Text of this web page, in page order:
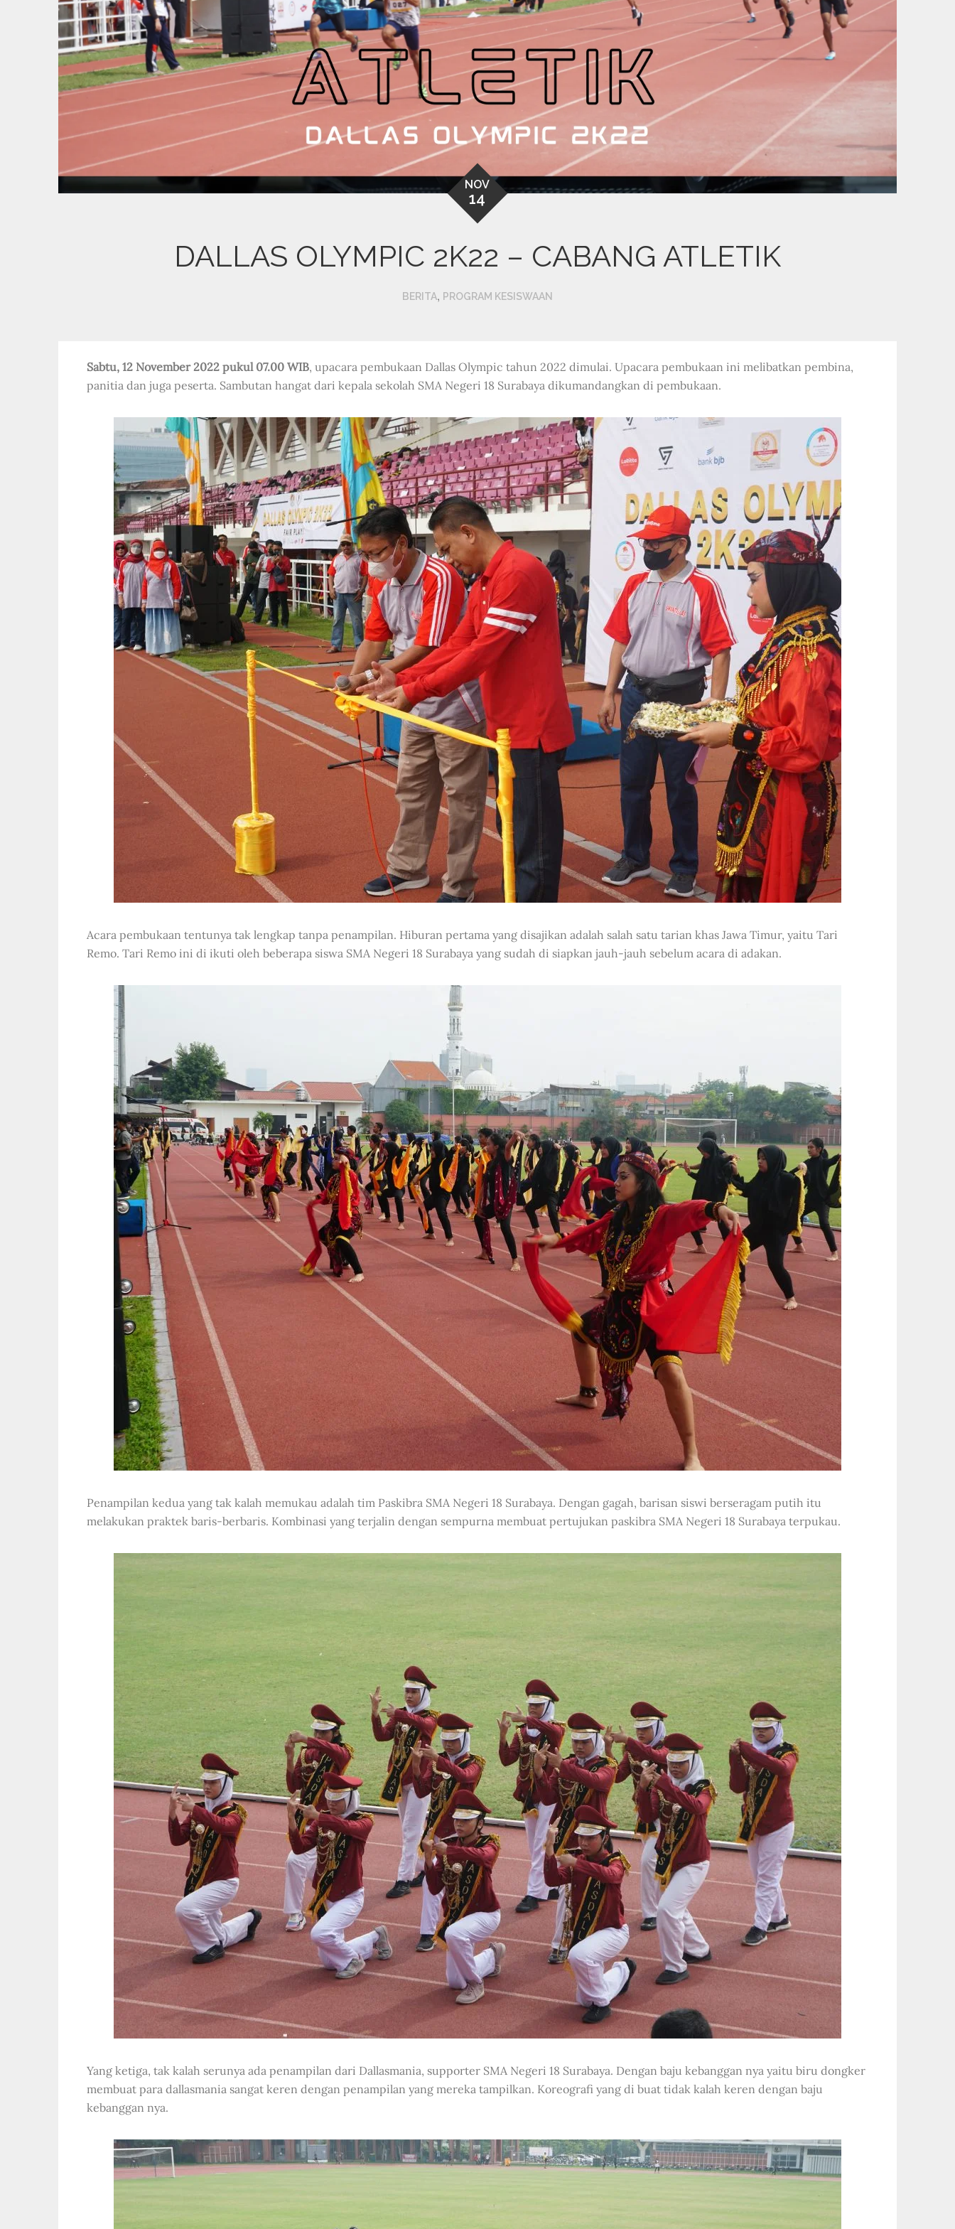
NOV
14
DALLAS OLYMPIC 2K22 – CABANG ATLETIK
BERITA, PROGRAM KESISWAAN
Sabtu, 12 November 2022 pukul 07.00 WIB, upacara pembukaan Dallas Olympic tahun 2022 dimulai. Upacara pembukaan ini melibatkan pembina,
panitia dan juga peserta. Sambutan hangat dari kepala sekolah SMA Negeri 18 Surabaya dikumandangkan di pembukaan.
Acara pembukaan tentunya tak lengkap tanpa penampilan. Hiburan pertama yang disajikan adalah salah satu tarian khas Jawa Timur, yaitu Tari
Remo. Tari Remo ini di ikuti oleh beberapa siswa SMA Negeri 18 Surabaya yang sudah di siapkan jauh-jauh sebelum acara di adakan.
Penampilan kedua yang tak kalah memukau adalah tim Paskibra SMA Negeri 18 Surabaya. Dengan gagah, barisan siswi berseragam putih itu
melakukan praktek baris-berbaris. Kombinasi yang terjalin dengan sempurna membuat pertujukan paskibra SMA Negeri 18 Surabaya terpukau.
Yang ketiga, tak kalah serunya ada penampilan dari Dallasmania, supporter SMA Negeri 18 Surabaya. Dengan baju kebanggan nya yaitu biru dongker
membuat para dallasmania sangat keren dengan penampilan yang mereka tampilkan. Koreografi yang di buat tidak kalah keren dengan baju
kebanggan nya.